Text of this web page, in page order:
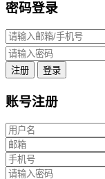
密码登录
注册 登录
账号注册